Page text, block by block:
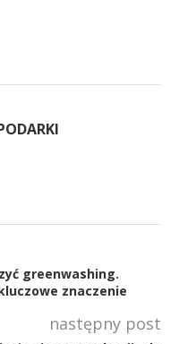
greenwashing.
znaczenie
następny post